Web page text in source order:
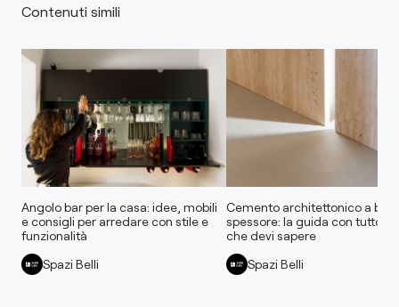
Contenuti simili
Angolo bar per la casa: idee, mobili
e consigli per arredare con stile e
funzionalità
Spazi Belli
Cemento architettonico a
spessore: la guida con tutto
che devi sapere
Spazi Belli